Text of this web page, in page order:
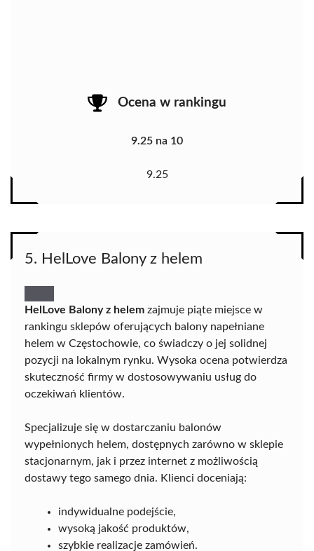
Ocena w rankingu
9.25 na 10
9.25
5. HelLove Balony z helem
HelLove Balony z helem zajmuje piąte miejsce w
rankingu sklepów oferujących balony napełniane
helem w Częstochowie, co świadczy o jej solidnej
pozycji na lokalnym rynku. Wysoka ocena potwierdza
skuteczność firmy w dostosowywaniu usług do
oczekiwań klientów.
Specjalizuje się w dostarczaniu balonów
wypełnionych helem, dostępnych zarówno w sklepie
stacjonarnym, jak i przez internet z możliwością
dostawy tego samego dnia. Klienci doceniają:
indywidualne podejście,
wysoką jakość produktów,
szybkie realizacje zamówień.